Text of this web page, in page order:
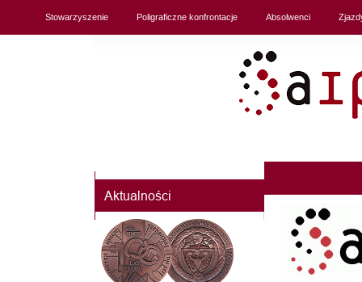
Stowarzyszenie Poligraficzne konfrontacje Absolwenci